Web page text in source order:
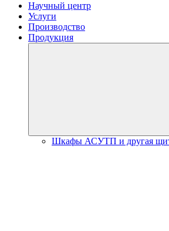
Научный центр
Услуги
Производство
Продукция
Шкафы АСУТП и другая